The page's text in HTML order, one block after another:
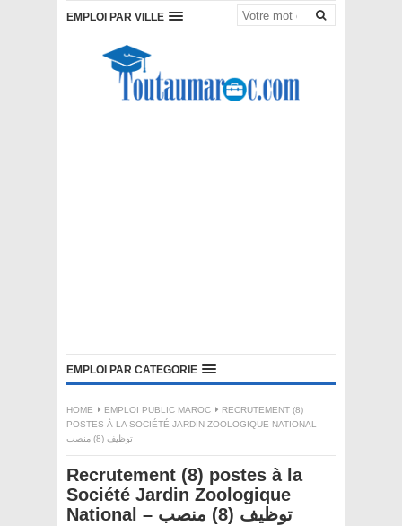
EMPLOI PAR VILLE
EMPLOI PAR CATEGORIE
HOME EMPLOI PUBLIC MAROC
RECRUTEMENT (8)
POSTES À LA SOCIÉTÉ JARDIN ZOOLOGIQUE NATIONAL –
توظيف (8) منصب
Recrutement (8) postes à la
Société Jardin Zoologique
National – توظيف (8) منصب